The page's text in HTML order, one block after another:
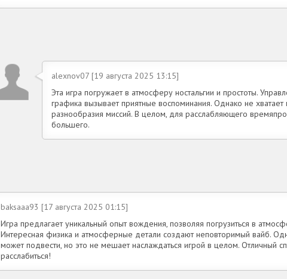
alexnov07 [19 августа 2025 13:15]
Эта игра погружает в атмосферу ностальгии и простоты.
графика вызывает приятные воспоминания. Однако не
разнообразия миссий. В целом, для расслабляющего
большего.
baksaaa93 [17 августа 2025 01:15]
Игра предлагает уникальный опыт вождения, позволяя погрузиться в
Интересная физика и атмосферные детали создают неповторимый вайб.
может подвести, но это не мешает наслаждаться игрой в целом. Отличный
расслабиться!